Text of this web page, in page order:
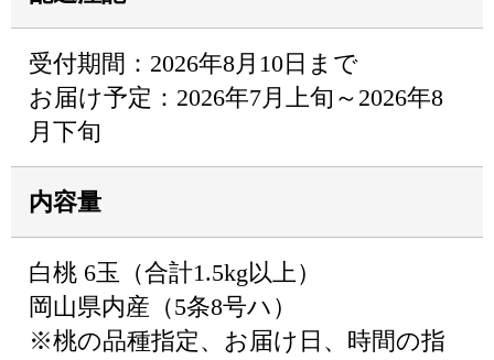
受付期間：2026年8月10日まで
お届け予定：2026年7月上旬～2026年8
月下旬
内容量
白桃 6玉（合計1.5kg以上）
岡山県内産（5条8号ハ）
※桃の品種指定、お届け日、時間の指